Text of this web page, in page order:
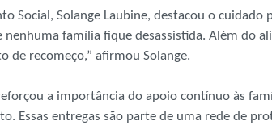
Social, Solange Laubine, destacou o
nenhuma família fique desassistida. Além do
de recomeço,” afirmou Solange.
a importância do apoio contínuo às
Essas entregas são parte de uma rede de